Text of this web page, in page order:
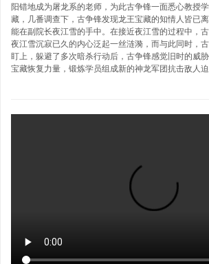
阳错地成为屠龙系的老师，为此古争锋一面悉心教授
藏，几番调查下，古争锋发现龙王宝藏的知情人皆已
能在副院长夜江雪的手中。在接近夜江雪的过程中，
夜江雪沉寂已久的内心泛起一丝涟漪，而与此同时，
盯上，躲避了多次暗杀行动后，古争锋感觉旧时的威
宝藏恢复力量，锻炼学员组成新的神龙军团抗击敌人